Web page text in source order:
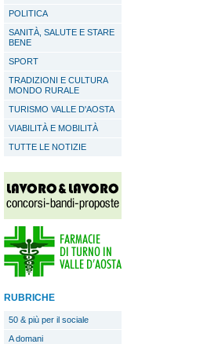
POLITICA
SANITÀ, SALUTE E STARE
BENE
SPORT
TRADIZIONI E CULTURA
MONDO RURALE
TURISMO VALLE D'AOSTA
VIABILITÀ E MOBILITÀ
TUTTE LE NOTIZIE
RUBRICHE
50 & più per il sociale
A domani